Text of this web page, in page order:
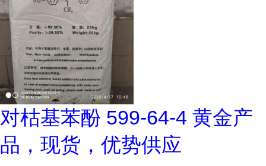
对枯基苯酚 599-64-4 黄金产
品，现货，优势供应